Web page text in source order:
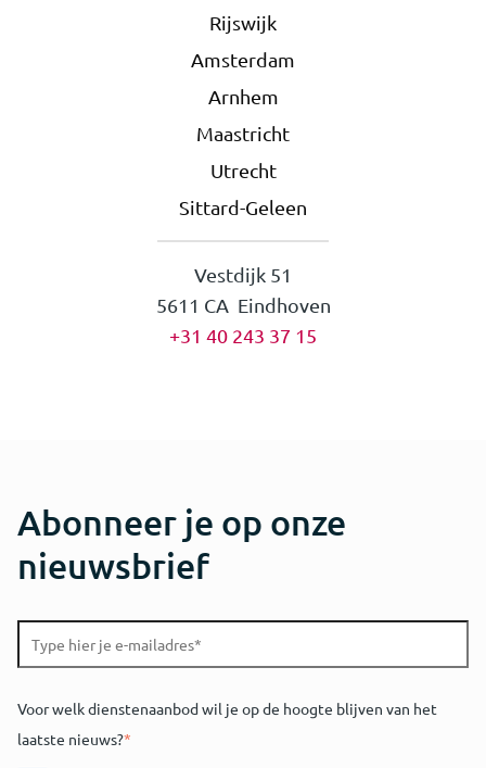
Rijswijk
Amsterdam
Arnhem
Maastricht
Utrecht
Sittard-Geleen
Vestdijk 51
5611 CA Eindhoven
+31 40 243 37 15
Abonneer je op onze
nieuwsbrief
Voor welk dienstenaanbod wil je op de hoogte blijven van het
laatste nieuws?*